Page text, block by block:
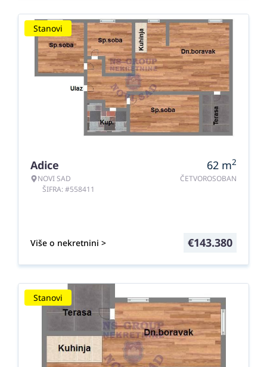
Stanovi
Adice
NOVI SAD
ŠIFRA: #558411
62 m2
ČETVOROSOBAN
Više o nekretnini > €143.380
Stanovi